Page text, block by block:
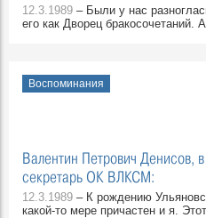
12.3.1989 – Были у нас
его как Дворец бракосочетаний.
Воспоминания
Валентин Петрович Денисов,
секретарь ОК ВЛКСМ:
12.3.1989 – К рождению
какой-то мере причастен и я.